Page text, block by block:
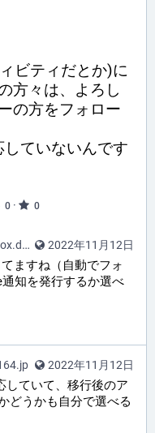
ビティだとか)に
方々は、よろし
の方をフォロー
ていないんです
0 · 0
2022年11月12日
ますね（自動でフォ
知を発行するか選べ
2022年11月12日
していて、移行後のア
どうかも自分で選べる